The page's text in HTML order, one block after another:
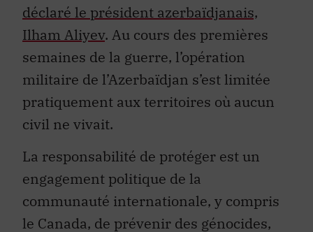
déclaré le président azerbaïdjanais,
Ilham Aliyev. Au cours des premières
semaines de la guerre, l’opération
militaire de l’Azerbaïdjan s’est limitée
pratiquement aux territoires où aucun
civil ne vivait.
La responsabilité de protéger est un
engagement politique de la
communauté internationale, y compris
le Canada, de prévenir des génocides,